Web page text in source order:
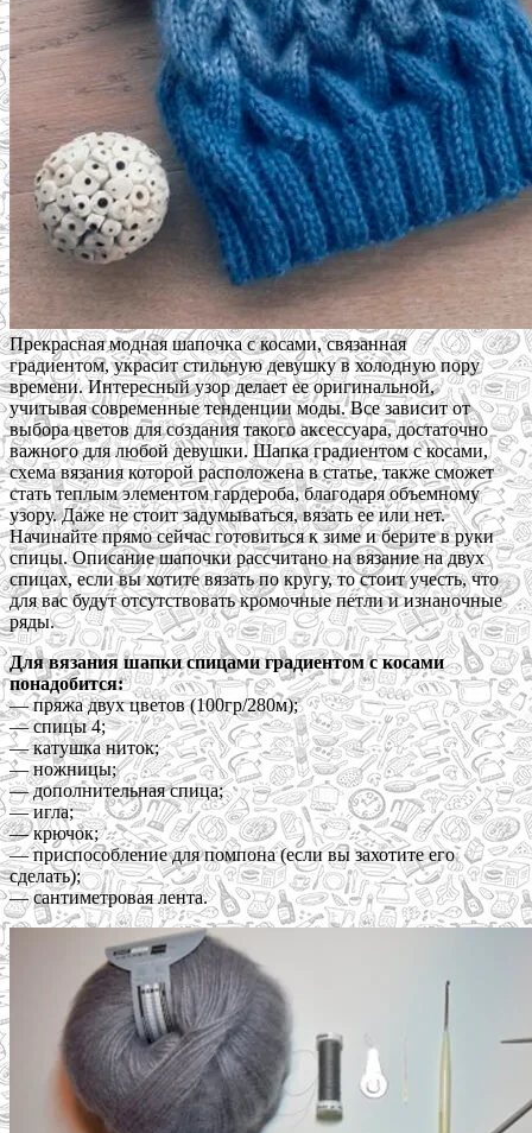
Прекрасная модная шапочка с косами, связанная
градиентом, украсит стильную девушку в холодную пору
времени. Интересный узор делает ее оригинальной,
учитывая современные тенденции моды. Все зависит от
выбора цветов для создания такого аксессуара, достаточно
важного для любой девушки. Шапка градиентом с косами,
схема вязания которой расположена в статье, также сможет
стать теплым элементом гардероба, благодаря объемному
узору. Даже не стоит задумываться, вязать ее или нет.
Начинайте прямо сейчас готовиться к зиме и берите в руки
спицы. Описание шапочки рассчитано на вязание на двух
спицах, если вы хотите вязать по кругу, то стоит учесть, что
для вас будут отсутствовать кромочные петли и изнаночные
ряды.
Для вязания шапки спицами градиентом с косами
понадобится:
— пряжа двух цветов (100гр/280м);
— спицы 4;
— катушка ниток;
— ножницы;
— дополнительная спица;
— игла;
— крючок;
— приспособление для помпона (если вы захотите его
сделать);
— сантиметровая лента.